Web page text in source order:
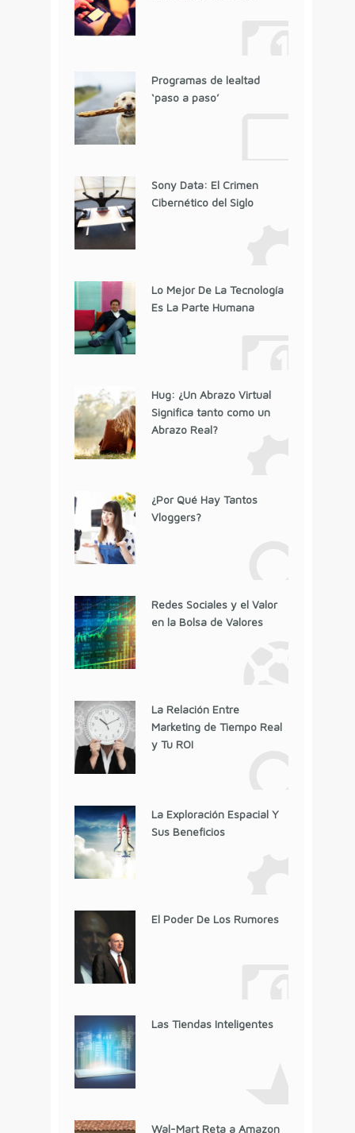
Programas de lealtad
‘paso a paso’
Sony Data: El Crimen
Cibernético del Siglo
Lo Mejor De La Tecnología
Es La Parte Humana
Hug: ¿Un Abrazo Virtual
Significa tanto como un
Abrazo Real?
¿Por Qué Hay Tantos
Vloggers?
Redes Sociales y el Valor
en la Bolsa de Valores
La Relación Entre
Marketing de Tiempo Real
y Tu ROI
La Exploración Espacial Y
Sus Beneficios
El Poder De Los Rumores
Las Tiendas Inteligentes
Wal-Mart Reta a Amazon